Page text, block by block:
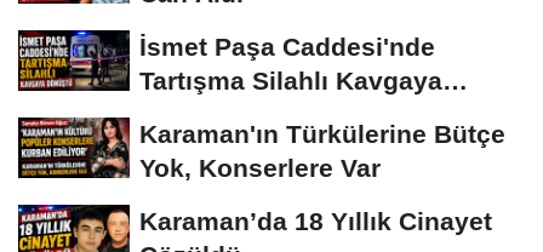
İsmet Paşa Caddesi'nde
Tartışma Silahlı Kavgaya
Karaman'ın Türkülerine Bütçe
Yok, Konserlere Var
Karaman’da 18 Yıllık Cinayet